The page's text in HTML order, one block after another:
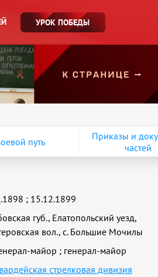
УРОК ПОБЕДЫ
путь
Приказы и
частей
; 15.12.1899
губ., Елатопольский уезд,
вол., с. Большие Мочилы
майор ; генерал-майор
стрелковая дивизия